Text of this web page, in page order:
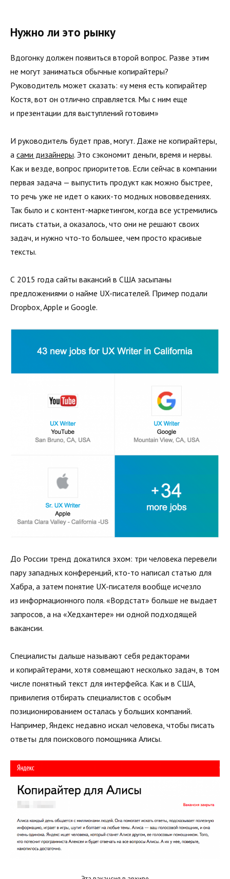
Нужно ли это рынку
Вдогонку должен появиться второй вопрос. Разве этим
не могут заниматься обычные копирайтеры?
Руководитель может сказать: «у меня есть копирайтер
Костя, вот он отлично справляется. Мы с ним еще
и презентации для выступлений готовим»
И руководитель будет прав, могут. Даже не копирайтеры,
а сами дизайнеры. Это сэкономит деньги, время и нервы.
Как и везде, вопрос приоритетов. Если сейчас в компании
первая задача — выпустить продукт как можно быстрее,
то речь уже не идет о каких-то модных нововведениях.
Так было и с контент-маркетингом, когда все устремились
писать статьи, а оказалось, что они не решают своих
задач, и нужно что-то большее, чем просто красивые
тексты.
С 2015 года сайты вакансий в США засыпаны
предложениями о найме UX-писателей. Пример подали
Dropbox, Apple и Google.
До России тренд докатился эхом: три человека перевели
пару западных конференций, кто-то написал статью для
Хабра, а затем понятие UX-писателя вообще исчезло
из информационного поля. «Вордстат» больше не выдает
запросов, а на «Хедхантере» ни одной подходящей
вакансии.
Специалисты дальше называют себя редакторами
и копирайтерами, хотя совмещают несколько задач, в том
числе понятный текст для интерфейса. Как и в США,
привилегия отбирать специалистов с особым
позиционированием осталась у больших компаний.
Например, Яндекс недавно искал человека, чтобы писать
ответы для поискового помощника Алисы.